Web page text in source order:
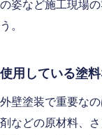
の姿など施工現場
う。
使用している塗
外壁塗装で重要な
剤などの原材料、